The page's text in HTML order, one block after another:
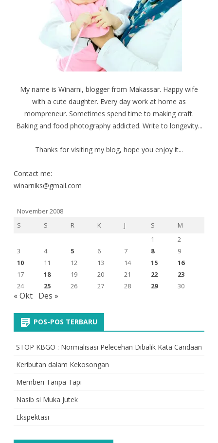
My name is Winarni, blogger from Makassar. Happy wife
with a cute daughter. Every day work at home as
mompreneur. Sometimes spend time to making craft.
Baking and food photography addicted. Write to longevity...
Thanks for visiting my blog, hope you enjoy it...
Contact me:
winarniks@gmail.com
November 2008
S
S R K J S
M
1
2
3
4 5 6 7 8
9
10
11 12 13 14 15
16
17
18 19 20 21 22
23
24
25 26 27 28 29 30
« Okt Des »
POS-POS TERBARU
STOP KBGO : Normalisasi Pelecehan Dibalik Kata Candaan
Keributan dalam Kekosongan
Memberi Tanpa Tapi
Nasib si Muka Jutek
Ekspektasi